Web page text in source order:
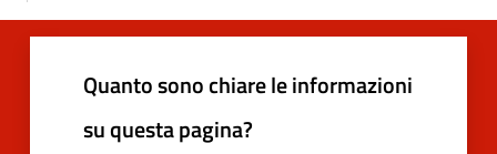
Quanto sono chiare le informazioni
su questa pagina?